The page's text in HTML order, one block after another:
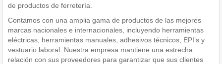
de productos de ferretería.
Contamos con una amplia gama de productos de las mejores
marcas nacionales e internacionales, incluyendo herramientas
eléctricas, herramientas manuales, adhesivos técnicos, EPI’s y
vestuario laboral. Nuestra empresa mantiene una estrecha
relación con sus proveedores para garantizar que sus clientes